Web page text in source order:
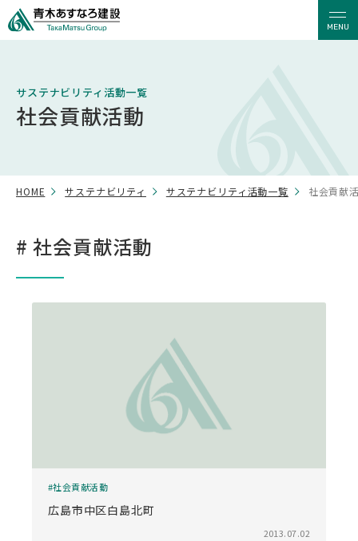
MENU
サステナビリティ活動一覧
社会貢献活動
HOME サステナビリティ サステナビリティ活動一覧 社会貢献
# 社会貢献活動
社会貢献活動
広島市中区白島北町
2013.07.02